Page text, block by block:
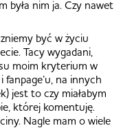
była nim ja. Czy nawet
być w życiu
Tacy wygadani,
moim kryterium w
na innych
jest to czy miałabym
której komentuję.
Nagle mam o wiele